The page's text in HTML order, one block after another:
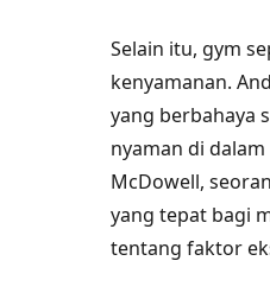
Selain itu, gym
kenyamanan.
yang berbahaya
nyaman di
McDowell,
yang tepat bagi
tentang faktor